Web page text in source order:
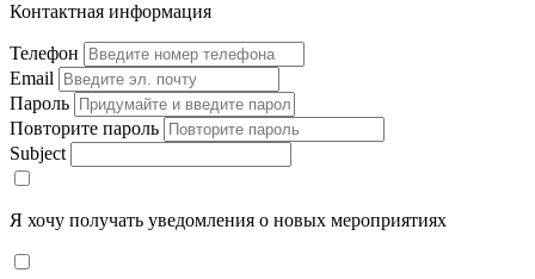
Контактная информация
Телефон
Email
Пароль
Повторите пароль
Subject
Я хочу получать уведомления о новых мероприятиях